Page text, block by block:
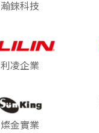
瀚錸科技
利凌企業
燦金實業